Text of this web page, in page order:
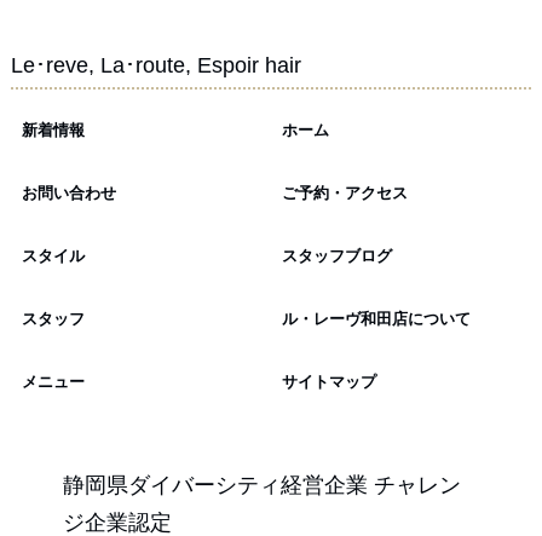
Le･reve, La･route, Espoir hair
新着情報 ホーム
お問い合わせ ご予約・アクセス
スタイル スタッフブログ
スタッフ ル・レーヴ和田店について
メニュー サイトマップ
静岡県ダイバーシティ経営企業 チャレン
ジ企業認定